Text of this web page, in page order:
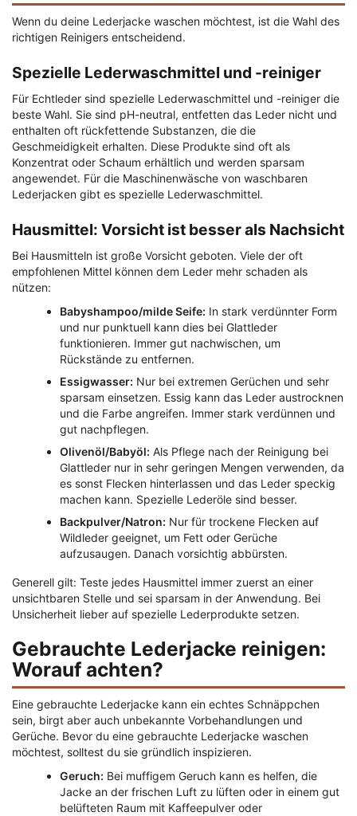
Wenn du deine Lederjacke waschen möchtest, ist die Wahl des
richtigen Reinigers entscheidend.
Spezielle Lederwaschmittel und -reiniger
Für Echtleder sind spezielle Lederwaschmittel und -reiniger die
beste Wahl. Sie sind pH-neutral, entfetten das Leder nicht und
enthalten oft rückfettende Substanzen, die die
Geschmeidigkeit erhalten. Diese Produkte sind oft als
Konzentrat oder Schaum erhältlich und werden sparsam
angewendet. Für die Maschinenwäsche von waschbaren
Lederjacken gibt es spezielle Lederwaschmittel.
Hausmittel: Vorsicht ist besser als Nachsicht
Bei Hausmitteln ist große Vorsicht geboten. Viele der oft
empfohlenen Mittel können dem Leder mehr schaden als
nützen:
Babyshampoo/milde Seife: In stark verdünnter Form
und nur punktuell kann dies bei Glattleder
funktionieren. Immer gut nachwischen, um
Rückstände zu entfernen.
Essigwasser: Nur bei extremen Gerüchen und sehr
sparsam einsetzen. Essig kann das Leder austrocknen
und die Farbe angreifen. Immer stark verdünnen und
gut nachpflegen.
Olivenöl/Babyöl: Als Pflege nach der Reinigung bei
Glattleder nur in sehr geringen Mengen verwenden, da
es sonst Flecken hinterlassen und das Leder speckig
machen kann. Spezielle Lederöle sind besser.
Backpulver/Natron: Nur für trockene Flecken auf
Wildleder geeignet, um Fett oder Gerüche
aufzusaugen. Danach vorsichtig abbürsten.
Generell gilt: Teste jedes Hausmittel immer zuerst an einer
unsichtbaren Stelle und sei sparsam in der Anwendung. Bei
Unsicherheit lieber auf spezielle Lederprodukte setzen.
Gebrauchte Lederjacke reinigen:
Worauf achten?
Eine gebrauchte Lederjacke kann ein echtes Schnäppchen
sein, birgt aber auch unbekannte Vorbehandlungen und
Gerüche. Bevor du eine gebrauchte Lederjacke waschen
möchtest, solltest du sie gründlich inspizieren.
Geruch: Bei muffigem Geruch kann es helfen, die
Jacke an der frischen Luft zu lüften oder in einem gut
belüfteten Raum mit Kaffeepulver oder